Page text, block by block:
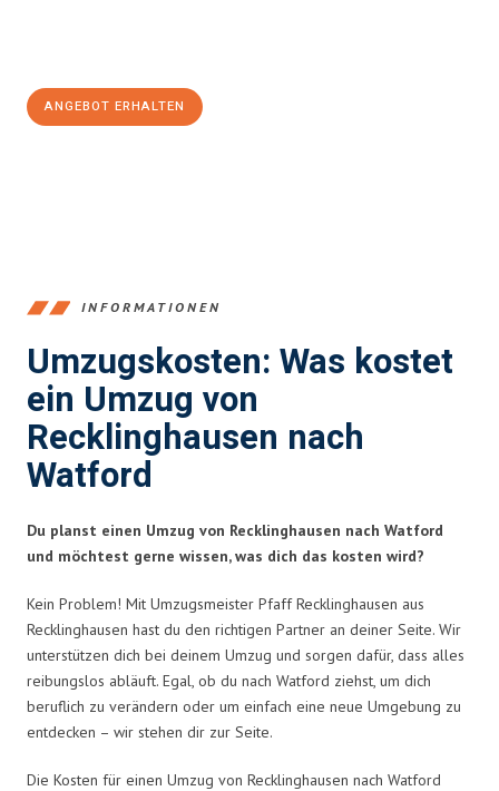
ANGEBOT ERHALTEN
INFORMATIONEN
Umzugskosten: Was kostet
ein Umzug von
Recklinghausen nach
Watford
Du planst einen Umzug von Recklinghausen nach Watford
und möchtest gerne wissen, was dich das kosten wird?
Kein Problem! Mit Umzugsmeister Pfaff Recklinghausen aus
Recklinghausen hast du den richtigen Partner an deiner Seite. Wir
unterstützen dich bei deinem Umzug und sorgen dafür, dass alles
reibungslos abläuft. Egal, ob du nach Watford ziehst, um dich
beruflich zu verändern oder um einfach eine neue Umgebung zu
entdecken – wir stehen dir zur Seite.
Die Kosten für einen Umzug von Recklinghausen nach Watford